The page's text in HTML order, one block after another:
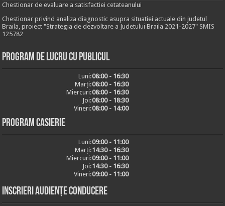
Chestionar de evaluare a satisfactiei cetateanului
Chestionar privind analiza diagnostic asupra situatiei actuale din judetul
Braila, proiect "Strategia de dezvoltare a Judetului Braila 2021-2027" SMIS
125782
Program de lucru cu publicul
Luni:08:00 - 16:30
Marți:08:00 - 16:30
Miercuri:08:00 - 16:30
Joi:08:00 - 18:30
Vineri:08:00 - 14:00
Program casierie
Luni:09:00 - 11:00
Marți:14:30 - 16:30
Miercuri:09:00 - 11:00
Joi:14:30 - 16:30
Vineri:09:00 - 11:00
Inscrieri audiențe conducere